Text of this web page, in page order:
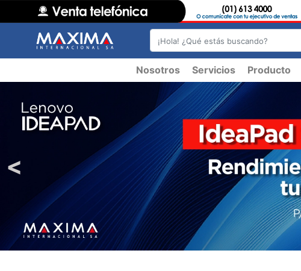
Nosotros Servicios Producto
<